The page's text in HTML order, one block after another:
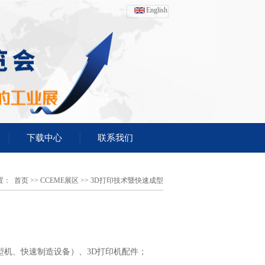
English
下载中心 联系我们
： 首页 >> CCEME展区 >> 3D打印技术暨快速成型
、快速制造设备）、3D打印机配件；